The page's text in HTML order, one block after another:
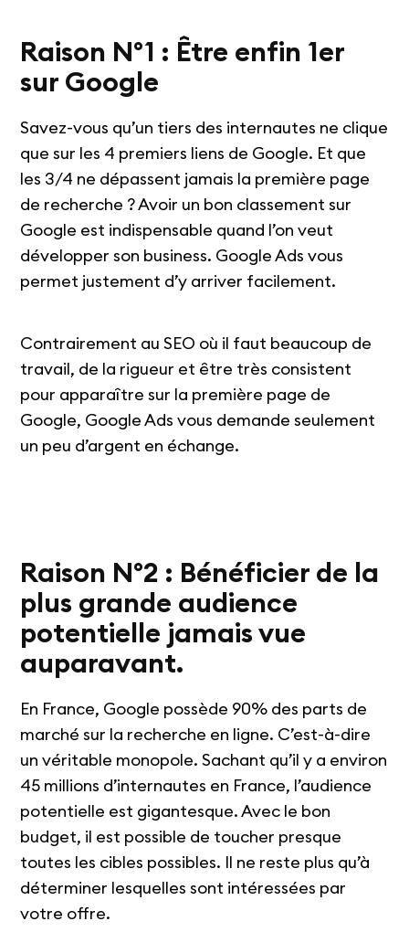
Raison N°1 : Être enfin 1er
sur Google
Savez-vous qu’un tiers des internautes ne clique
que sur les 4 premiers liens de Google. Et que
les 3/4 ne dépassent jamais la première page
de recherche ? Avoir un bon classement sur
Google est indispensable quand l’on veut
développer son business. Google Ads vous
permet justement d’y arriver facilement.
Contrairement au SEO où il faut beaucoup de
travail, de la rigueur et être très consistent
pour apparaître sur la première page de
Google, Google Ads vous demande seulement
un peu d’argent en échange.
Raison N°2 : Bénéficier de la
plus grande audience
potentielle jamais vue
auparavant.
En France, Google possède 90% des parts de
marché sur la recherche en ligne. C’est-à-dire
un véritable monopole. Sachant qu’il y a environ
45 millions d’internautes en France, l’audience
potentielle est gigantesque. Avec le bon
budget, il est possible de toucher presque
toutes les cibles possibles. Il ne reste plus qu’à
déterminer lesquelles sont intéressées par
votre offre.